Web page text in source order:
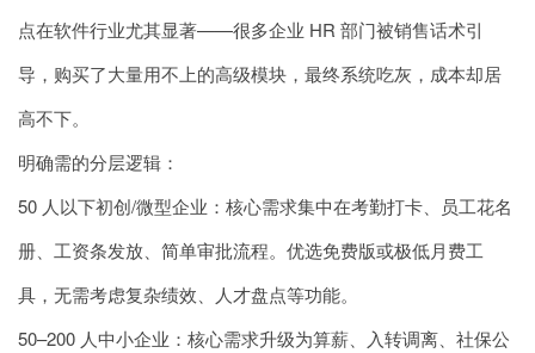
点在软件行业尤其显著——很多企业 HR 部门被销售话术引
导，购买了大量用不上的高级模块，最终系统吃灰，成本却居
高不下。
明确需的分层逻辑：
50 人以下初创/微型企业：核心需求集中在考勤打卡、员工花名
册、工资条发放、简单审批流程。优选免费版或极低月费工
具，无需考虑复杂绩效、人才盘点等功能。
50–200 人中小企业：核心需求升级为算薪、入转调离、社保公